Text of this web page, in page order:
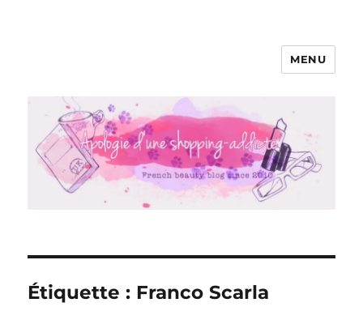
Apologie d'une Shopping-addicte
MENU
Étiquette : Franco Scarla